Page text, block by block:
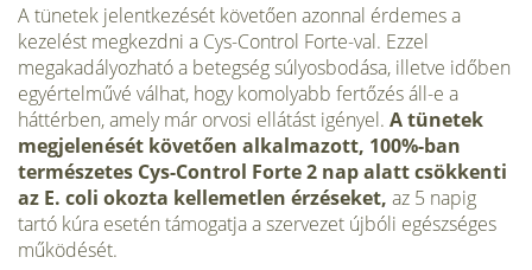
A tünetek jelentkezését követően azonnal érdemes a
kezelést megkezdni a Cys-Control Forte-val. Ezzel
megakadályozható a betegség súlyosbodása, illetve időben
egyértelművé válhat, hogy komolyabb fertőzés áll-e a
háttérben, amely már orvosi ellátást igényel. Atünetek
megjelenését követően alkalmazott, 100%-ban
természetes Cys-Control Forte2 nap alatt csökkenti
az E. coli okozta kellemetlen érzéseket, az 5 napig
tartó kúra esetén támogatja a szervezet újbóli egészséges
működését.